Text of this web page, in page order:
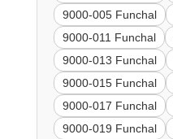
9000-005 Funchal
9000-011 Funchal
9000-013 Funchal
9000-015 Funchal
9000-017 Funchal
9000-019 Funchal